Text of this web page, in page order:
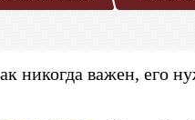
никогда важен, его